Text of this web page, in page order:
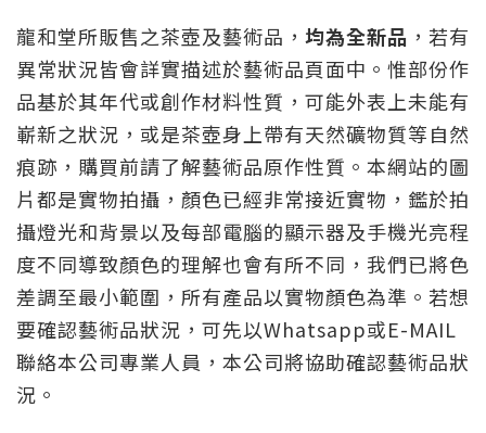
龍和堂所販售之茶壺及藝術品， 均為全新品 ，若有
異常狀況皆會詳實描述於藝術品頁面中。惟部份作
品基於其年代或創作材料性質，可能外表上未能有
嶄新之狀況，或是茶壺身上帶有天然礦物質等自然
痕跡，購買前請了解藝術品原作性質。本網站的圖
片都是實物拍攝，顏色已經非常接近實物，鑑於拍
攝燈光和背景以及每部電腦的顯示器及手機光亮程
度不同導致顏色的理解也會有所不同，我們已將色
差調至最小範圍，所有產品以實物顏色為準。若想
要確認藝術品狀況，可先以Whatsapp或E-MAIL
聯絡本公司專業人員，本公司將協助確認藝術品狀
況。